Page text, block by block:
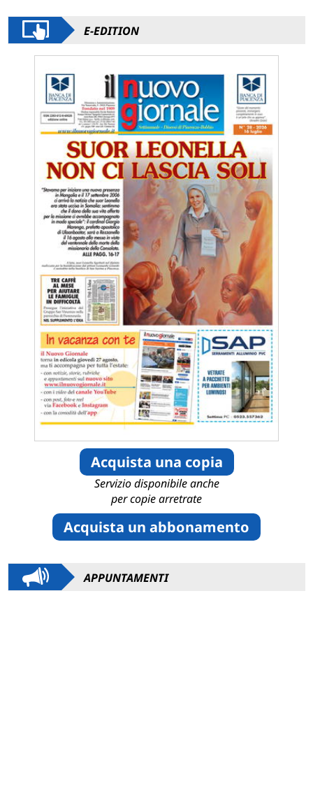
E-EDITION
Acquista una copia
Servizio disponibile anche
per copie arretrate
Acquista un abbonamento
APPUNTAMENTI